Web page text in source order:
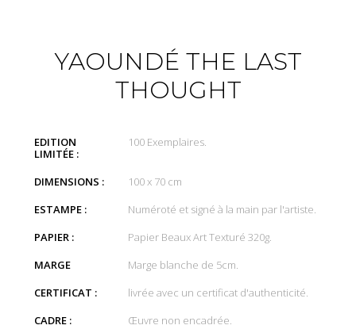
YAOUNDÉ THE LAST
THOUGHT
EDITION
LIMITÉE :
100 Exemplaires.
DIMENSIONS :
100 x 70 cm
ESTAMPE :
Numéroté et signé à la main par l'artiste.
PAPIER :
Papier Beaux Art Texturé 320g.
MARGE
Marge blanche de 5cm.
CERTIFICAT :
livrée avec un certificat d'authenticité.
CADRE :
Œuvre non encadrée​.